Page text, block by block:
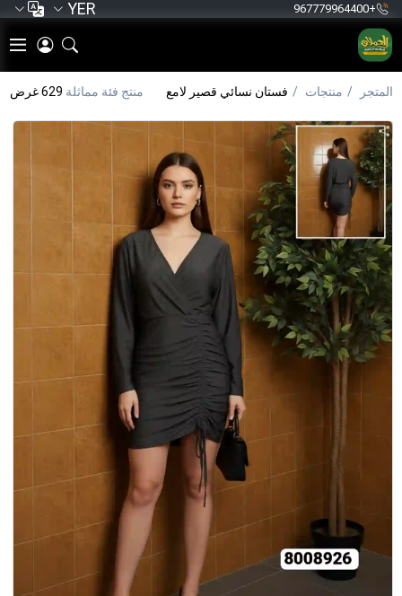
+967779964400
YER
المتجر منتجات فستان نسائي قصير لامع منتج فئة مماثلة 629 غرض